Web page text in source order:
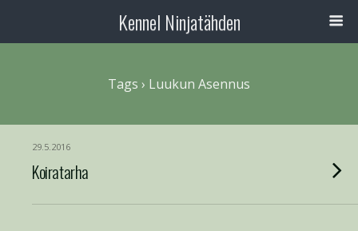
Kennel Ninjatähden
Tags › Luukun Asennus
29.5.2016
Koiratarha